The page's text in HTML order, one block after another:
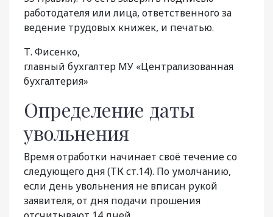
работодателя или лица, ответственного за
ведение трудовых книжек, и печатью.
Т. Фисенко,
главный бухгалтер МУ «Централизованная
бухгалтерия»
Определение даты
увольнения
Время отработки начинает своё течение со
следующего дня (ТК ст.14). По умолчанию,
если день увольнения не вписан рукой
заявителя, от дня подачи прошения